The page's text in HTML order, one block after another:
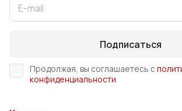
Подписаться
Продолжая, вы соглашаетесь с
конфиденциальности